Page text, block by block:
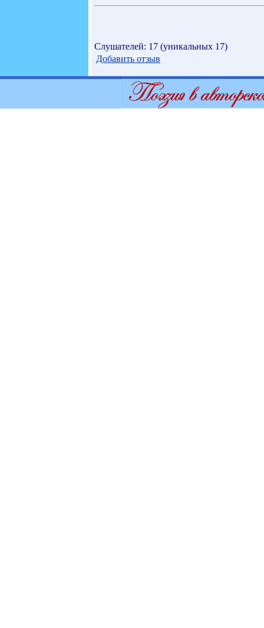
Слушателей: 17 (уникальных 17)
Добавить отзыв